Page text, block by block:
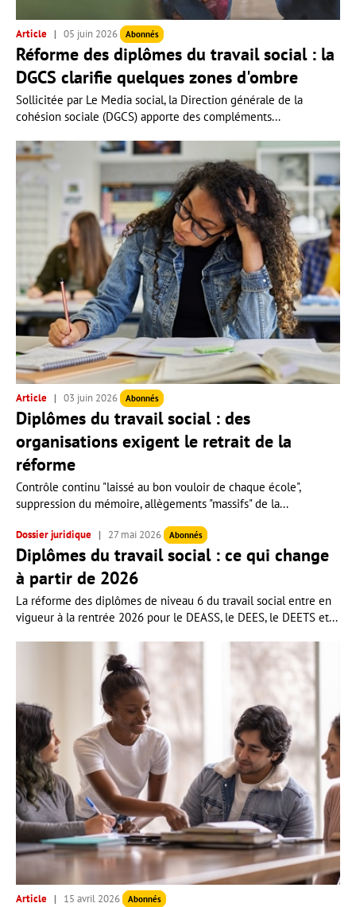
Article 05 juin 2026 Abonnés
Réforme des diplômes du travail social : la
DGCS clarifie quelques zones d'ombre
Sollicitée par Le Media social, la Direction générale de la
cohésion sociale (DGCS) apporte des compléments...
Article 03 juin 2026 Abonnés
Diplômes du travail social : des
organisations exigent le retrait de la
réforme
Contrôle continu "laissé au bon vouloir de chaque école",
suppression du mémoire, allègements "massifs" de la...
Dossier juridique 27 mai 2026 Abonnés
Diplômes du travail social : ce qui change
à partir de 2026
La réforme des diplômes de niveau 6 du travail social entre en
vigueur à la rentrée 2026 pour le DEASS, le DEES, le DEETS et...
Article 15 avril 2026 Abonnés